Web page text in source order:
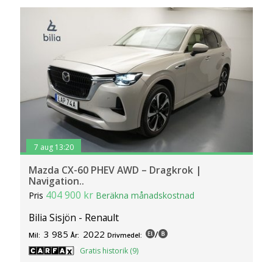
7 aug 13:20
Mazda CX-60 PHEV AWD – Dragkrok |
Navigation..
Pris 404 900 kr Beräkna månadskostnad
Bilia Sisjön - Renault
Mil: 3 985 År: 2022 Drivmedel: /
Gratis historik (9)